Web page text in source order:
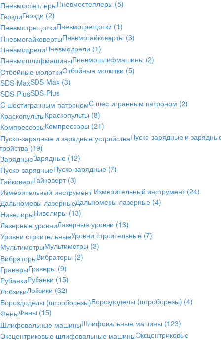
Пневмостеплеры (5)
Гвозди (2)
Пневмотрещотки (1)
Пневмогайковерты (3)
Пневмодрели (1)
Пневмошлифмашины (2)
Отбойные молотки (5)
SDS-Max (3)
SDS-Plus
C шестигранным патроном (2)
Краскопульты (8)
Компрессоры (21)
Пуско-зарядные и
(19)
Зарядные (12)
Пуско-зарядные (7)
Гайковерт (3)
Измерительный инструмент (24)
Дальномеры лазерные (4)
Нивелиры (13)
Лазерные уровни (13)
Уровни строительные (7)
Мультиметры (3)
Вибраторы (2)
Граверы (9)
Рубанки (15)
Лобзики (32)
Бороздоделы (штроборезы) (4)
Фены (15)
Шлифовальные машины (123)
Эксцентриковые